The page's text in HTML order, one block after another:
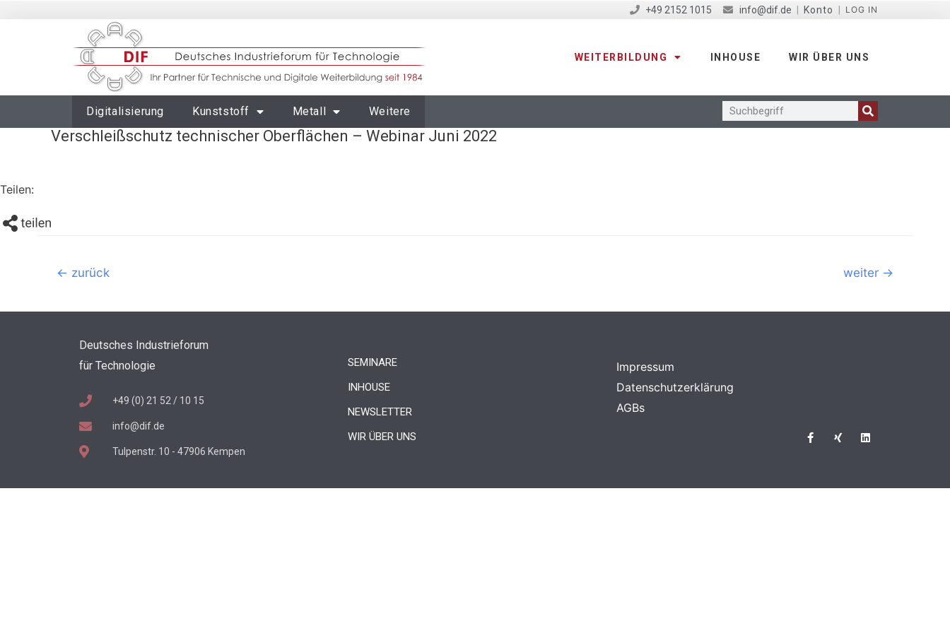
+49 2152 1015 info@dif.de Konto LOG IN
WEITERBILDUNG INHOUSE WIR ÜBER UNS
Digitalisierung Kunststoff Metall Weitere
Verschleißschutz technischer Oberflächen – Webinar Juni 2022
Teilen:
← zurück weiter →
Deutsches Industrieforum
für Technologie
+49 (0) 21 52 / 10 15
info@dif.de
Tulpenstr. 10 - 47906 Kempen
SEMINARE
INHOUSE
NEWSLETTER
WIR ÜBER UNS
Impressum
Datenschutzerklärung
AGBs